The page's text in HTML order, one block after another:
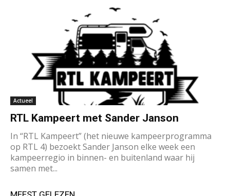
Actueel
RTL Kampeert met Sander Janson
In “RTL Kampeert” (het nieuwe kampeerprogramma
op RTL 4) bezoekt Sander Janson elke week een
kampeerregio in binnen- en buitenland waar hij
samen met...